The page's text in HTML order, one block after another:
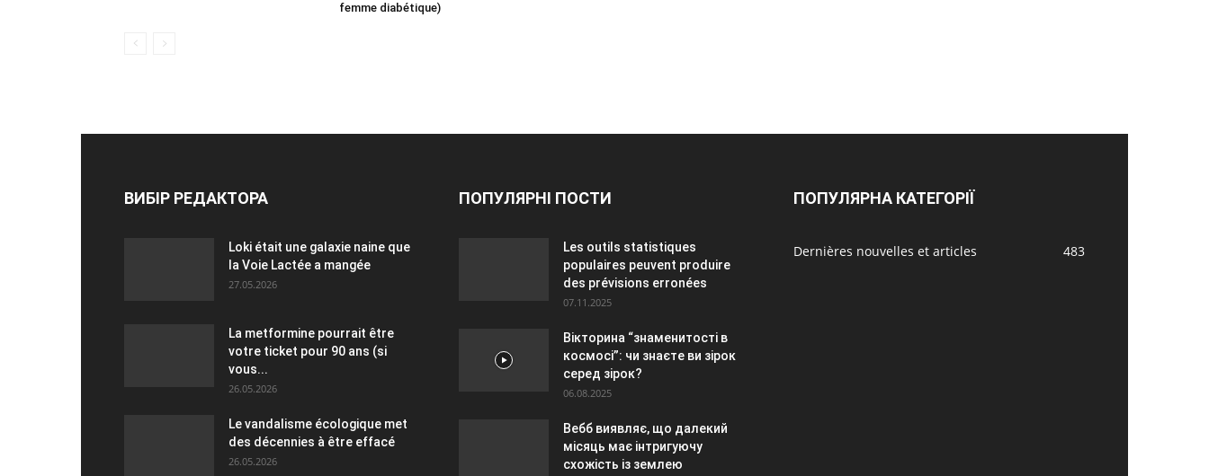
femme diabétique)
ВИБІР РЕДАКТОРА
Loki était une galaxie naine que
la Voie Lactée a mangée
27.05.2026
La metformine pourrait être
votre ticket pour 90 ans (si
vous...
26.05.2026
Le vandalisme écologique met
des décennies à être effacé
26.05.2026
ПОПУЛЯРНІ ПОСТИ
Les outils statistiques
populaires peuvent produire
des prévisions erronées
07.11.2025
Вікторина “знаменитості в
космосі”: чи знаєте ви зірок
серед зірок?
06.08.2025
Вебб виявляє, що далекий
місяць має інтригуючу
схожість із землею
ПОПУЛЯРНА КАТЕГОРІЇ
Dernières nouvelles et articles 483